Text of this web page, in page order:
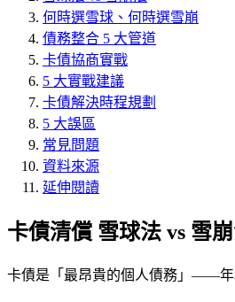
何時選雪球、何時選雪崩
債務整合 5 大管道
卡債協商實戰
5 大實戰建議
卡債解決時程規劃
5 大誤區
常見問題
資料來源
延伸閱讀
卡債清償 雪球法 vs 雪
卡債是「 最昂貴的個人債務 」——年